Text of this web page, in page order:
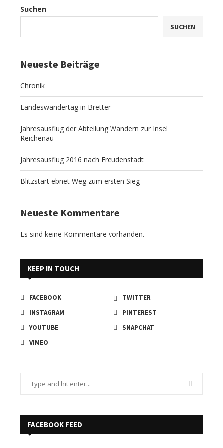
Suchen
SUCHEN
Neueste Beiträge
Chronik
Landeswandertag in Bretten
Jahresausflug der Abteilung Wandern zur Insel
Reichenau
Jahresausflug 2016 nach Freudenstadt
Blitzstart ebnet Weg zum ersten Sieg
Neueste Kommentare
Es sind keine Kommentare vorhanden.
KEEP IN TOUCH
FACEBOOK
TWITTER
INSTAGRAM
PINTEREST
YOUTUBE
SNAPCHAT
VIMEO
FACEBOOK FEED